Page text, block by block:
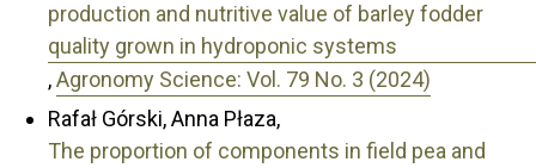
production and nutritive value of barley fodder
quality grown in hydroponic systems
,Agronomy Science: Vol. 79 No. 3 (2024)
Rafał Górski, Anna Płaza,
The proportion of components in field pea and